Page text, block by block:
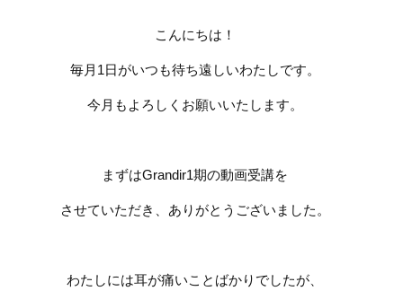
こんにちは！
毎月 1日がいつも待ち遠しいわたしです。
今月もよろしくお願いいたします。
まずはGrandir1期の動画受講を
させていただき、ありがとうございました。
わたしには耳が痛いことばかりでしたが、